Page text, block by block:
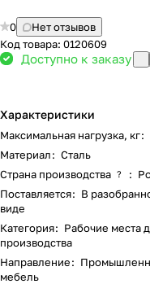
0
Нет отзывов
Код товара: 0120609
Доступно к заказу
Характеристики
Максимальная нагрузка, кг:
Материал: Сталь
Страна производства ? :
Поставляется: В
виде
Категория: Рабочие места
производства
Направление:
мебель